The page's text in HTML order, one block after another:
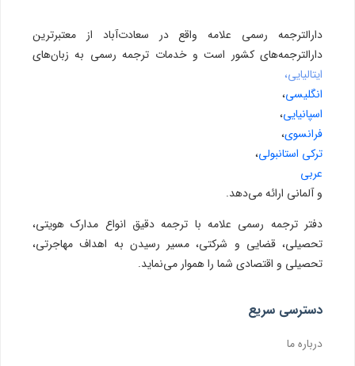
دارالترجمه رسمی علامه واقع در سعادت‌آباد از معتبرترین
دارالترجمه‌های کشور است و خدمات ترجمه رسمی به زبان‌های
ایتالیایی،
انگلیسی،
اسپانیایی،
فرانسوی،
ترکی استانبولی،
عربی
و آلمانی ارائه می‌دهد.
دفتر ترجمه رسمی علامه با ترجمه دقیق انواع مدارک هویتی،
تحصیلی، قضایی و شرکتی، مسیر رسیدن به اهداف مهاجرتی،
تحصیلی و اقتصادی شما را هموار می‌نماید.
دسترسی سریع
درباره ما